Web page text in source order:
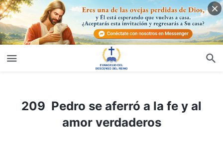
209 Pedro se aferró a la fe y al amor verdaderos
209 Pedro se aferró a la fe y al
amor verdaderos